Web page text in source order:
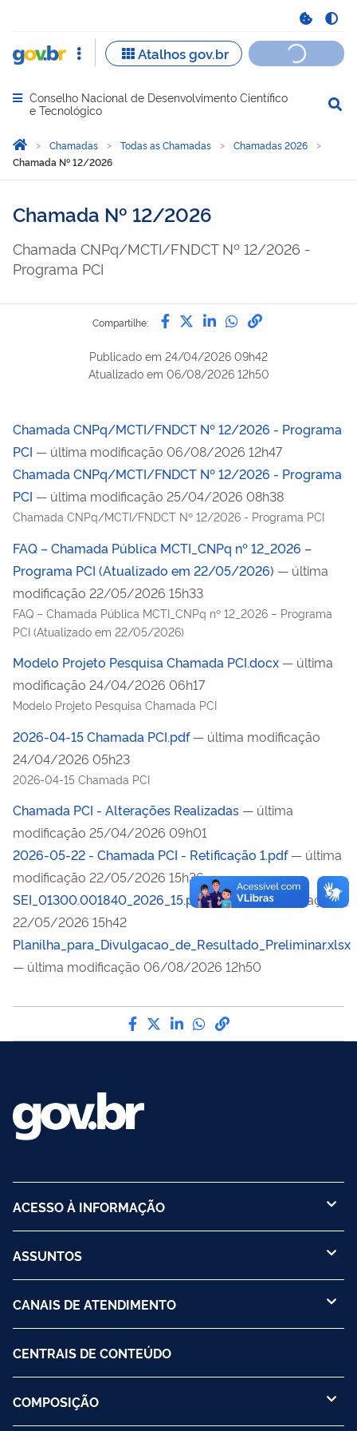
Abrir menu principal de navegação
Conselho Nacional de Desenvolvimento Científico
e Tecnológico
Você está aqui:
Página Inicial
Chamadas Todas as Chamadas
Chamadas 2026
Chamada Nº 12/2026
Chamada Nº 12/2026
Chamada CNPq/MCTI/FNDCT Nº 12/2026 -
Programa PCI
Compartilhe: Compartilhe por Facebook
Compartilhe por Twitter
Compartilhe por
Compartilhe
link para
Publicado em 24/04/2026 09h42
Atualizado em 06/08/2026 12h50
Chamada CNPq/MCTI/FNDCT Nº 12/2026 - Programa
PCI — última modificação 06/08/2026 12h47
Chamada CNPq/MCTI/FNDCT Nº 12/2026 - Programa
PCI — última modificação 25/04/2026 08h38
Chamada CNPq/MCTI/FNDCT Nº 12/2026 - Programa PCI
FAQ – Chamada Pública MCTI_CNPq nº 12_2026 –
Programa PCI (Atualizado em 22/05/2026) — última
modificação 22/05/2026 15h33
FAQ – Chamada Pública MCTI_CNPq nº 12_2026 – Programa
PCI (Atualizado em 22/05/2026)
Modelo Projeto Pesquisa Chamada PCI.docx — última
modificação 24/04/2026 06h17
Modelo Projeto Pesquisa Chamada PCI
2026-04-15 Chamada PCI.pdf — última modificação
24/04/2026 05h23
2026-04-15 Chamada PCI
Chamada PCI - Alterações Realizadas — última
modificação 25/04/2026 09h01
2026-05-22 - Chamada PCI - Retificação 1.pdf — última
modificação 22/05/2026 15h36
SEI_01300.001840_2026_15.pdf— última modificação
22/05/2026 15h42
Planilha_para_Divulgacao_de_Resultado_Preliminar.xlsx
— última modificação 06/08/2026 12h50
Compartilhe por Facebook
Compartilhe por Twitter
Compartilhe por
Compartilhe por
link para Copiar
ACESSO À INFORMAÇÃO
ASSUNTOS
CANAIS DE ATENDIMENTO
CENTRAIS DE CONTEÚDO
COMPOSIÇÃO